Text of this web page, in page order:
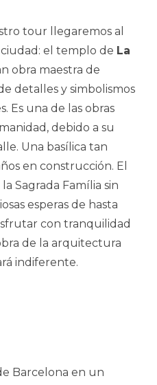
tour llegaremos al
ciudad: el templo de La
obra maestra de
detalles y simbolismos
Es una de las obras
debido a su
Una basílica tan
en construcción. El
Sagrada Família sin
esperas de hasta
con tranquilidad
de la arquitectura
indiferente.
Barcelona en un